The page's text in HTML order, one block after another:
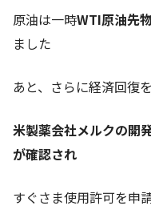
原油は一時WTI原油先
ました
あと、さらに経済回復
米製薬会社メルクの開
が確認され
すぐさま使用許可を申